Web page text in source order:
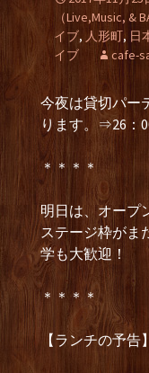
（Live,Music, &
イブ, 人形町, 日
イブ
cafe-
今夜は貸切パー
ります。⇒26：
＊＊＊＊
明日は、オープ
ステージ枠がま
学も大歓迎！
＊＊＊＊
【ランチの予告】